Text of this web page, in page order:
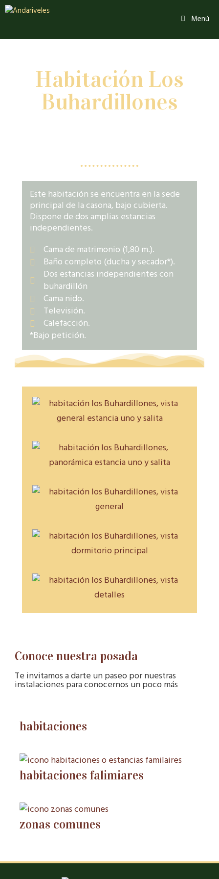
Menú
Habitación Los
Buhardillones
Este habitación se encuentra en la sede
principal de la casona, bajo cubierta.
Dispone de dos amplias estancias
independientes.
Cama de matrimonio (1,80 m.).
Baño completo (ducha y secador*).
Dos estancias independientes con
buhardillón
Cama nido.
Televisión.
Calefacción.
*Bajo petición.
Conoce nuestra posada
Te invitamos a darte un paseo por nuestras
instalaciones para conocernos un poco más
habitaciones
habitaciones falimiares
zonas comunes